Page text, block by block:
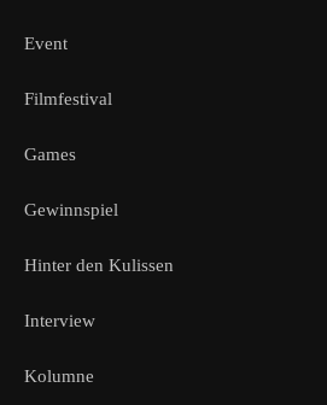
Event
Filmfestival
Games
Gewinnspiel
Hinter den Kulissen
Interview
Kolumne